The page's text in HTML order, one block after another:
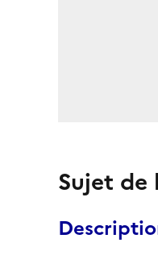
Sujet de